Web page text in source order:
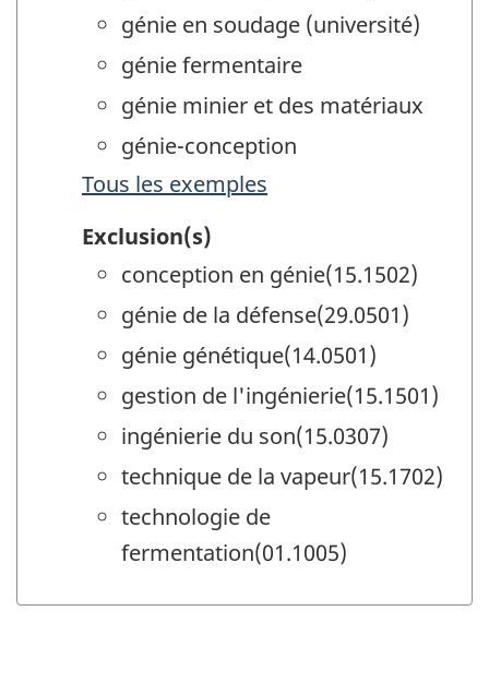
génie en soudage (université)
génie fermentaire
génie minier et des matériaux
génie-conception
Tous les exemples
Exclusion(s)
conception en génie(15.1502)
génie de la défense(29.0501)
génie génétique(14.0501)
gestion de l'ingénierie(15.1501)
ingénierie du son(15.0307)
technique de la vapeur(15.1702)
technologie de
fermentation(01.1005)